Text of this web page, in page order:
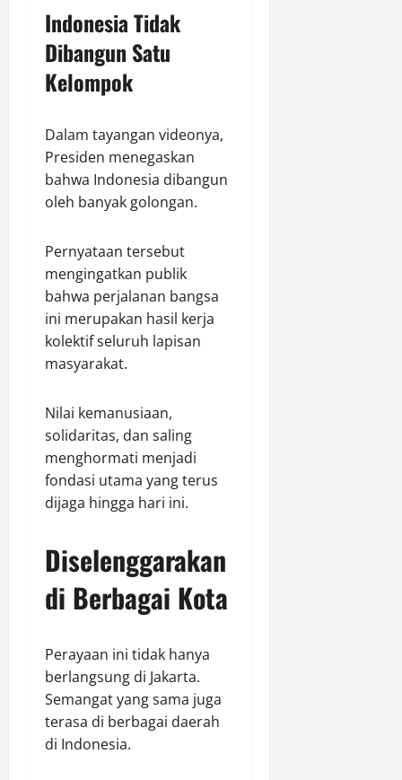
Indonesia Tidak
Dibangun Satu
Kelompok
Dalam tayangan videonya,
Presiden menegaskan
bahwa Indonesia dibangun
oleh banyak golongan.
Pernyataan tersebut
mengingatkan publik
bahwa perjalanan bangsa
ini merupakan hasil kerja
kolektif seluruh lapisan
masyarakat.
Nilai kemanusiaan,
solidaritas, dan saling
menghormati menjadi
fondasi utama yang terus
dijaga hingga hari ini.
Diselenggarakan
di Berbagai Kota
Perayaan ini tidak hanya
berlangsung di Jakarta.
Semangat yang sama juga
terasa di berbagai daerah
di Indonesia.